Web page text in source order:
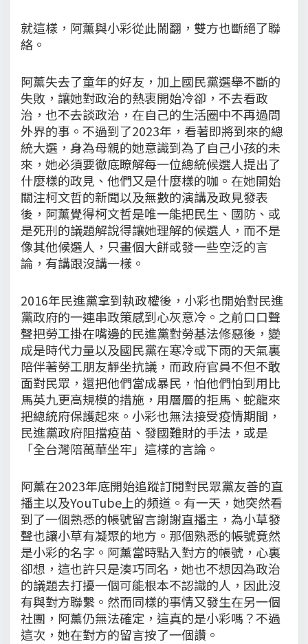
就這樣，阿薰與小彩從此鬧翻，雙方也斷絕了聯
絡。
阿薰失去了童年的好友，加上國民黨選舉不斷的
失敗，讓她對政治的熱衷開始冷卻，不去看政
治，也不去談政治，在自己的生活圈中不再過問
外界的事。不過到了2023年，看著即將到來的總
統大選，身為母親的她意識到為了自己小孩的未
來，她必須要徹底瞭解每一位總統候選人提出了
什麼樣的政見、他們又是什麼樣的咖。在她開始
關注柯文哲的新聞以及無數的演講及政見發表
後，阿薰覺得柯文哲是唯一能把民生、國防、或
是死刑的議題解說得讓她理解的候選人，而不是
像其他候選人，只畫個大餅或發一些空泛的言
論，有講跟沒講一樣。
2016年民進黨拿到執政權後，小彩也開始對民進
黨政府的一連串政策感到心灰意冷。之前口口聲
聲把勞工掛在嘴邊的民進黨對勞基法修惡後，變
成是時代力量以及國民黨在寒冷或下雨的天氣裏
陪伴著勞工朋友靜坐抗議，而政府官員不但不敢
面對民眾，還把他們當成暴民，怕他們怕到用比
馬英九更高規模的措施，用層層的拒馬、蛇龍來
把總統府保護起來。小彩也無法接受疫情期間，
民進黨政府阻擋疫苗、發國難財的手法，或是
「全台灣陪萬華坐牢」這樣的言論。
阿薰在2023年底開始追蹤訂閱對民眾黨友善的直
播主以及YouTube上的頻道。有一天，她突然看
到了一個熟悉的帳號留言謝謝直播主，為小草發
聲也讓小草有凝聚的地方。那個熟悉的帳號竟然
是小彩的名字。阿薰當時點入對方的帳號，心裏
卻想，這也許只是湊巧同名，她也不想因為政治
的議題去打擾一個可能根本不認識的人，因此沒
有與對方聯繫。然而同樣的事情又發生在另一個
社團，阿薰仍無法確定，這真的是小彩嗎？不過
這次，她在對方的留言按了一個讚。